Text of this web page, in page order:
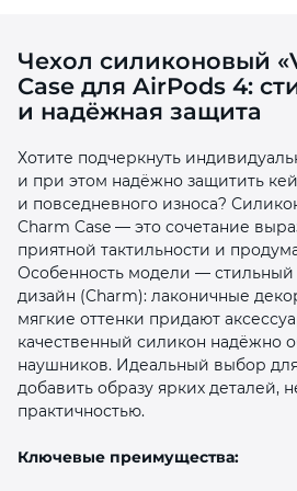
Чехол силиконовый
Case для AirPods 4:
и надёжная защита
Хотите подчеркнуть
и при этом надёжно защитить
и повседневного износа?
Charm Case — это сочетание
приятной тактильности и
Особенность модели — стильный
дизайн (Charm): лаконичные
мягкие оттенки придают
качественный силикон надёжно
наушников. Идеальный выбор для
добавить образу ярких деталей,
практичностью.
Ключевые преимущества: